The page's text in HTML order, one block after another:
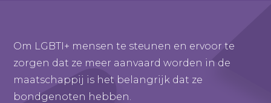
Om LGBTI+ mensen te steunen en ervoor te
zorgen dat ze meer aanvaard worden in de
maatschappij is het belangrijk dat ze
bondgenoten hebben.